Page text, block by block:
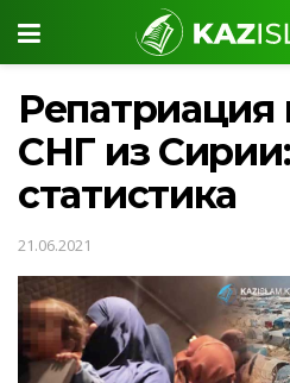
Репатриация
СНГ из
статистика
21.06.2021